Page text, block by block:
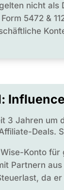
nicht als
5472 &
3 Jahren um
Deals.
Konto für
Partnern
da